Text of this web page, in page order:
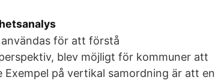
för att förstå
blev möjligt för kommuner att
på vertikal samordning är att en